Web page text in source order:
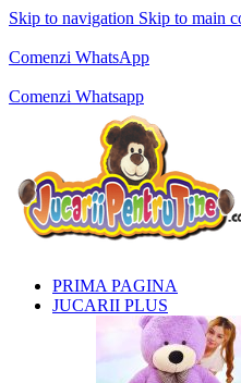
Skip to navigation Skip to main
Comenzi WhatsApp
Comenzi Whatsapp
PRIMA PAGINA
JUCARII PLUS